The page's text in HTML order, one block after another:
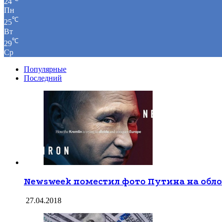
Пн
25℃
Вт
29℃
Ср
Популярные
Последний
Newsweek поместил фото Путина на
27.04.2018